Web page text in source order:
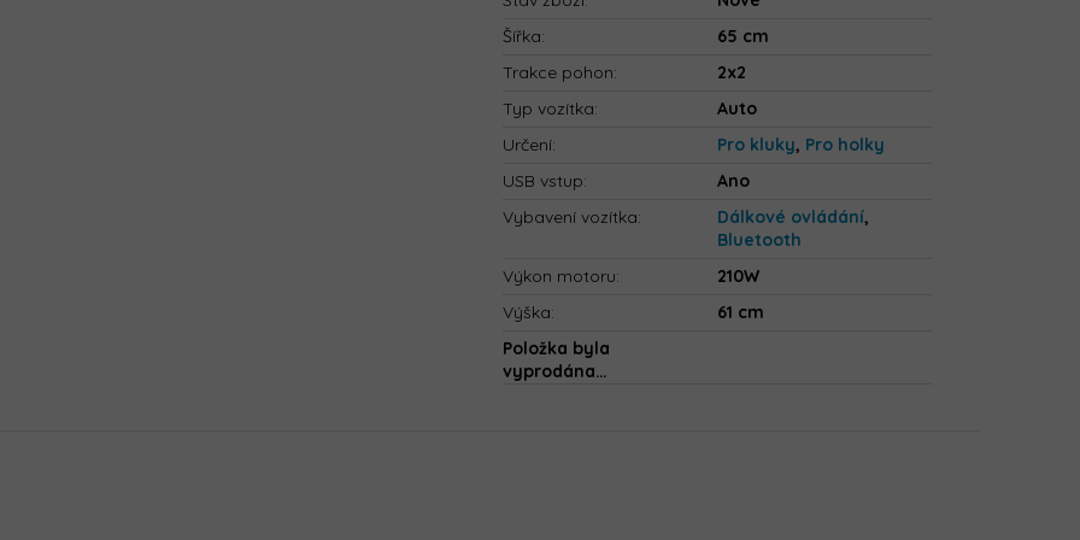
Šířka:
65 cm
Trakce pohon:
2x2
Typ vozítka:
Auto
Určení: Pro kluky, Pro holky
USB vstup:
Ano
Vybavení vozítka: Dálkové ovládání,
Bluetooth
Výkon motoru:
210W
Výška:
61 cm
Položka byla
vyprodána…